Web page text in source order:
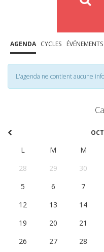
AGENDA CYCLES ÉVÉNEMENTS
L'agenda ne contient aucune
L M M
28
29 30
5
6 7
12
13 14
19
20 21
26
27 28